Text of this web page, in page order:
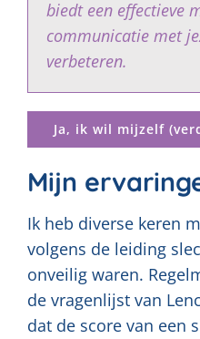
biedt een effectieve
communicatie met
verbeteren.
Ja, ik wil mijzelf
Mijn
Ik heb diverse keren
volgens de leiding
onveilig waren.
de vragenlijst van
dat de score van een